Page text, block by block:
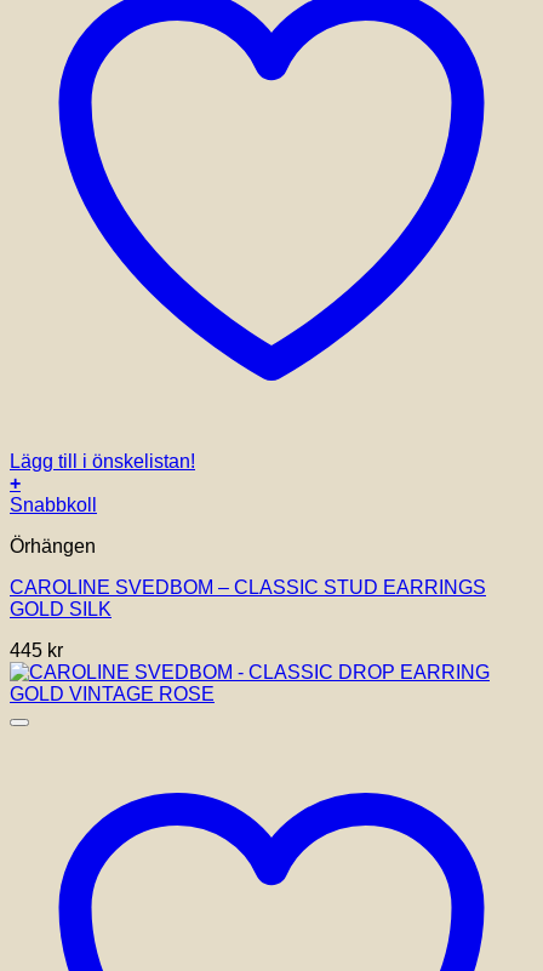
Lägg till i önskelistan!
+
Snabbkoll
Örhängen
CAROLINE SVEDBOM – CLASSIC STUD EARRINGS
GOLD SILK
445 kr